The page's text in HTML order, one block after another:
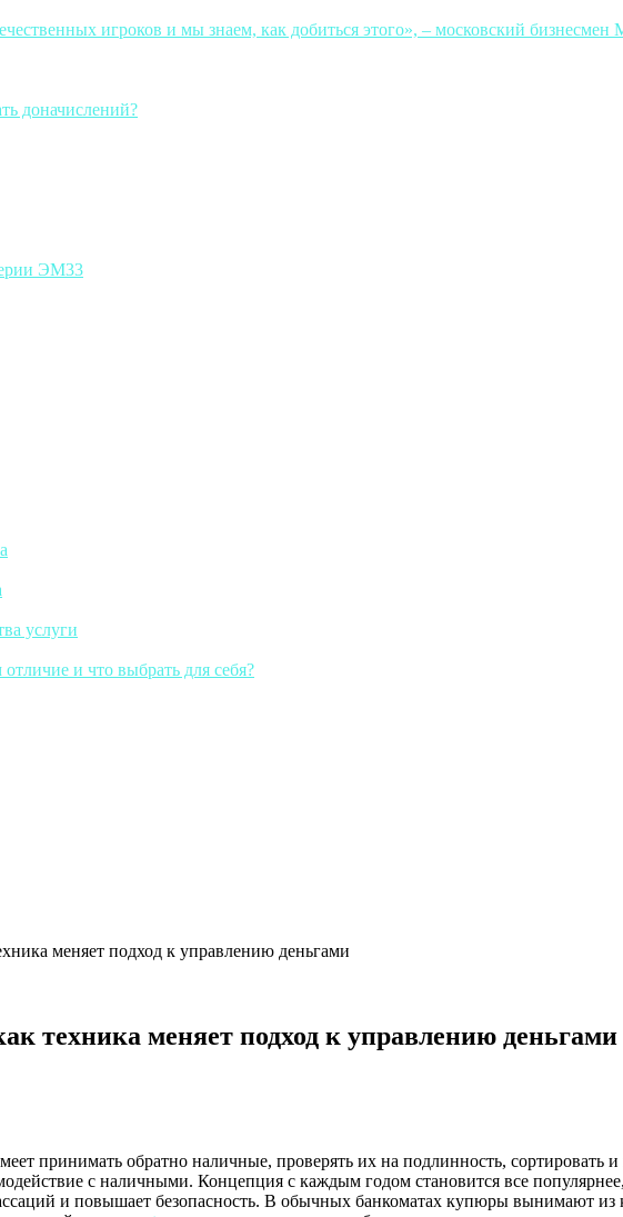
игроков и мы знаем, как добиться этого», – московский бизнесмен
доначислений?
ЭМ33
услуги
и что выбрать для себя?
меняет подход к управлению деньгами
техника меняет подход к управлению деньгами
принимать обратно наличные, проверять их на подлинность, сортировать
с наличными. Концепция с каждым годом становится все
и повышает безопасность. В обычных банкоматах купюры вынимают из